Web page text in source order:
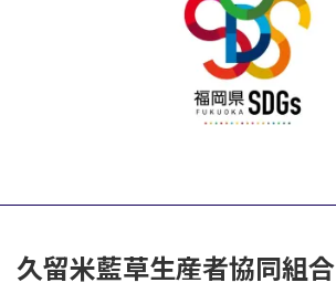
久留米藍草生産者協同組合